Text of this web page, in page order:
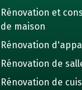
Rénovation et
de maison
Rénovation
Rénovation de
Rénovation de